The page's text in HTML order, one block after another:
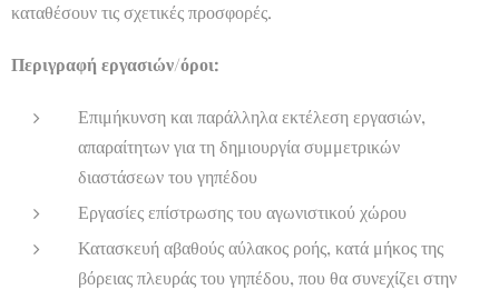
καταθέσουν τις σχετικές προσφορές.
Περιγραφή εργασιών/όροι:
Επιμήκυνση και παράλληλα εκτέλεση εργασιών,
απαραίτητων για τη δημιουργία συμμετρικών
διαστάσεων του γηπέδου
Εργασίες επίστρωσης του αγωνιστικού χώρου
Κατασκευή αβαθούς αύλακος ροής, κατά μήκος της
βόρειας πλευράς του γηπέδου, που θα συνεχίζει στην